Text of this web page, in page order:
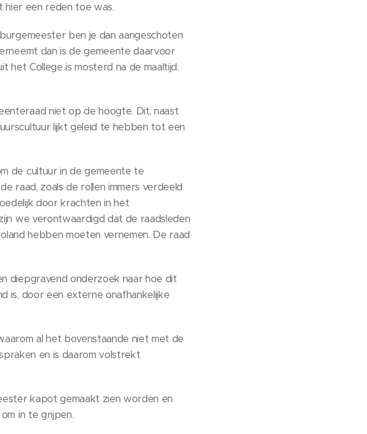
een reden toe was.
ben je dan aangeschoten
dan is de gemeente daarvoor
College is mosterd na de maaltijd.
niet op de hoogte. Dit, naast
lijkt geleid te hebben tot een
de cultuur in de gemeente te
raad, zoals de rollen immers verdeeld
door krachten in het
we verontwaardigd dat de raadsleden
hebben moeten vernemen. De raad
diepgravend onderzoek naar hoe dit
is, door een externe onafhankelijke
al het bovenstaande niet met de
en is daarom volstrekt
kapot gemaakt zien worden en
in te grijpen.